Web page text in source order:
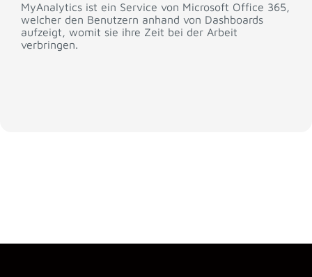
MyAnalytics ist ein Service von Microsoft Office 365,
welcher den Benutzern anhand von Dashboards
aufzeigt, womit sie ihre Zeit bei der Arbeit
verbringen.